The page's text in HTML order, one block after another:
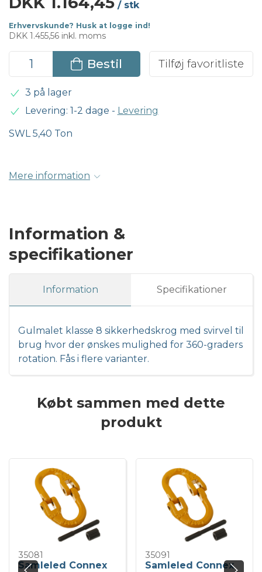
/ stk
Erhvervskunde? Husk at logge ind!
DKK 1.455,56 inkl. moms
Bestil Tilføj favoritliste
3 på lager
Levering: 1-2 dage - Levering
SWL 5,40 Ton
Mere information
Information &
specifikationer
Information Specifikationer
Gulmalet klasse 8 sikkerhedskrog med svirvel til
brug hvor der ønskes mulighed for 360-graders
rotation. Fås i flere varianter.
Købt sammen med dette
produkt
35081
Samleled Connex
35091
Samleled Connex